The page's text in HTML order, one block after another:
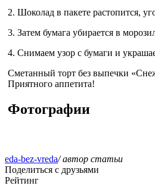
2. Шоколад в пакете растопится,
3. Затем бумага убирается в
4. Снимаем узор с бумаги и
Сметанный торт без выпечки
Приятного аппетита!
Фотографии
eda-bez-vreda/ автор статьи
Поделиться с друзьями
Рейтинг